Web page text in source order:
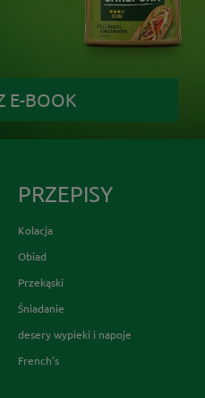
E-BOOK
PRZEPISY
Kolacja
Obiad
Przekąski
Śniadanie
desery wypieki i napoje
French's